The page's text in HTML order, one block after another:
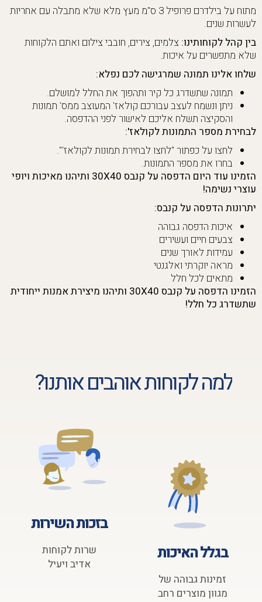
מתוח על בילדרם פרופיל 3 ס"מ מעץ מלא שלא מתבלה עם אחריות
לעשרות שנים.
בין קהל לקוחותינו: צלמים, צירים, חובבי צילום ואתם הלקוחות
שלא מתפשרים על איכות.
שלחו אלינו תמונה שמרגישה לכם נפלא:
תמונה שתשדרג כל קיר ותהפוך את החלל למושלם.
ניתן ונשמח לעצב עבורכם קולאז' המעוצב ממס' תמונות
והסקיצה תשלח אליכם לאישור לפני ההדפסה.
לבחירת מספר התמונות לקולאז':
לחצו על כפתור "לחצו לבחירת תמונות לקולאז'".
בחרו את מספר התמונות.
הזמינו עוד היום הדפסה על קנבס 30X40 ותיהנו מאיכות ויופי
עוצרי נשימה!
יתרונות הדפסה על קנבס:
איכות הדפסה גבוהה
צבעים חיים ועשירים
עמידות לאורך שנים
מראה יוקרתי ואלגנטי
מתאים לכל חלל
הזמינו הדפסה על קנבס 30X40 ותיהנו מיצירת אמנות ייחודית
שתשדרג כל חלל!
למה לקוחות אוהבים אותנו?
בגלל האיכות
זמינות גבוהה של
מגוון מוצרים רחב
בזכות השירות
שרות לקוחות
אדיב ויעיל